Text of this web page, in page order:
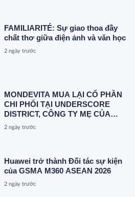
FAMILIARITÉ: Sự giao thoa đầy
chất thơ giữa điện ảnh và văn học
2 ngày trước
MONDEVITA MUA LẠI CỔ PHẦN
CHI PHỐI TẠI UNDERSCORE
DISTRICT, CÔNG TY MẸ CỦA
MAGLIANO, ĐÁNH DẤU BƯỚC
2 ngày trước
Huawei trở thành Đối tác sự kiện
của GSMA M360 ASEAN 2026
2 ngày trước